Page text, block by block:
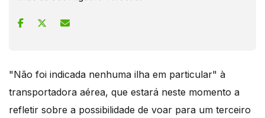
"Não foi indicada nenhuma ilha em particular" à
transportadora aérea, que estará neste momento a
refletir sobre a possibilidade de voar para um terceiro